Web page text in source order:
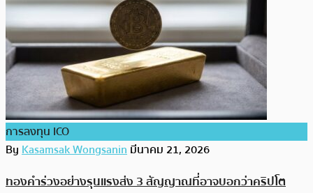
การลงทุน ICO
ByKasamsak Wongsaninมีนาคม 21, 2026
ทองคำร่วงอย่างรุนแรงส่ง 3 สัญญาณที่อาจบอกว่าคริปโต